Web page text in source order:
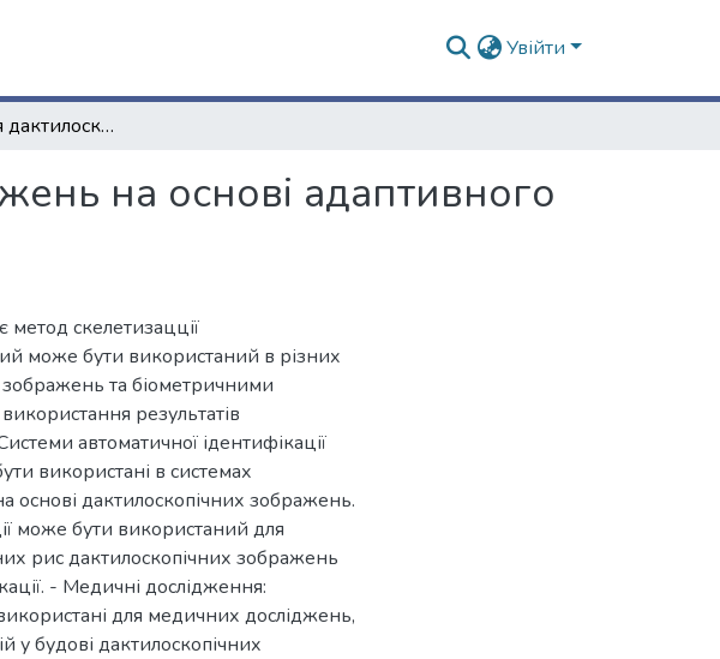
Увійти
Скелетизація дактилоскопічних зображень на основі адаптивного фільтра Габора
на основі адаптивного
метод скелетизацції
може бути використаний в різних
та біометричними
результатів
автоматичної ідентифікації
використані в системах
основі дактилоскопічних зображень.
може бути використаний для
рис дактилоскопічних зображень
- Медичні дослідження:
для медичних досліджень,
у будові дактилоскопічних